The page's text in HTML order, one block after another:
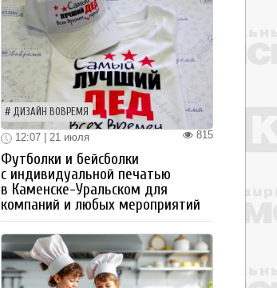
ДИЗАЙН ВОВРЕМЯ
815
12:07 | 21 июля
Футболки и бейсболки
с индивидуальной печатью
в Каменске-Уральском для
компаний и любых мероприятий